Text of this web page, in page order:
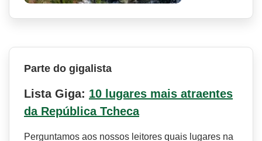
Parte do gigalista
Lista Giga: 10 lugares mais atraentes
da República Tcheca
Perguntamos aos nossos leitores quais lugares na